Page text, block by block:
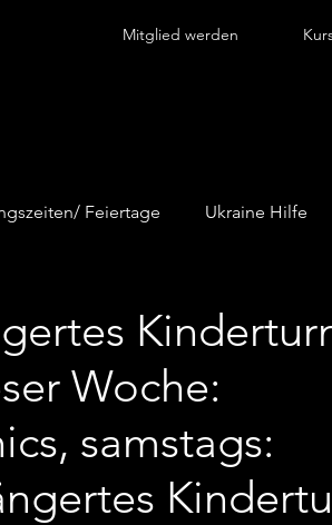
Mitglied werden
Feiertage Ukraine Hilfe
Woche:
samstags: